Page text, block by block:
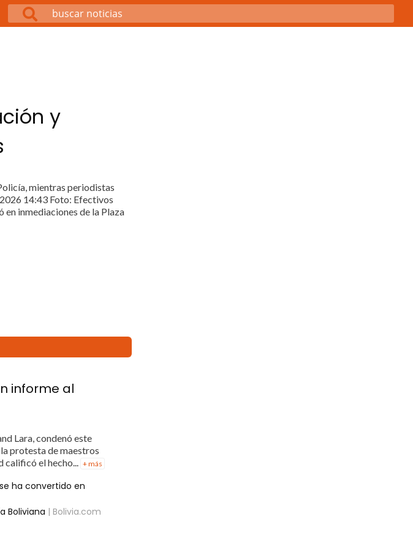
y
mientras periodistas
14:43 Foto: Efectivos
en inmediaciones de la Plaza
informe al
Lara, condenó este
protesta de maestros
el hecho...
+ más
ha convertido en
Boliviana | Bolivia.com